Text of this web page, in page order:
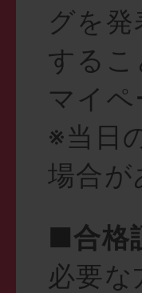
グを
する
マイ
※当日
場合が
■合格
必要